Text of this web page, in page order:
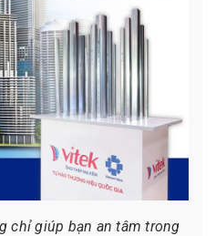
chỉ giúp bạn an tâm trong